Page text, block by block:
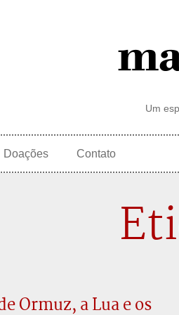
Um
Doações Contato
Ormuz, a Lua e os